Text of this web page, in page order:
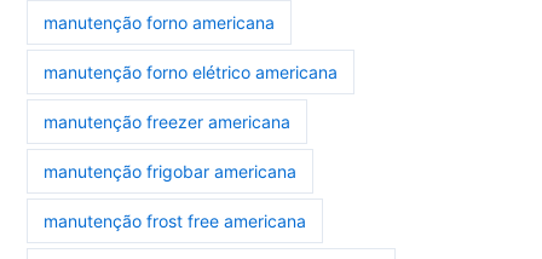
manutenção forno americana
manutenção forno elétrico americana
manutenção freezer americana
manutenção frigobar americana
manutenção frost free americana